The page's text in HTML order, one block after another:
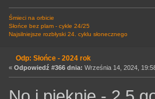
Śmieci na orbicie
Słońce bez plam - cykle 24/25
Najsilniejsze rozbłyski 24. cyklu słonecznego
Odp: Słońce - 2024 rok
« Odpowiedź #366 dnia: Września 14, 2024,